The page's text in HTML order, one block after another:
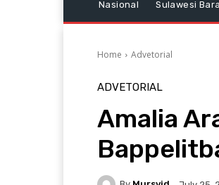
Nasional Sulawesi
Home Advetorial
ADVETORIAL
Amalia